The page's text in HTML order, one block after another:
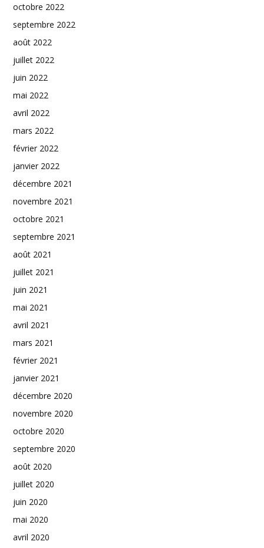
octobre 2022
septembre 2022
août 2022
juillet 2022
juin 2022
mai 2022
avril 2022
mars 2022
février 2022
janvier 2022
décembre 2021
novembre 2021
octobre 2021
septembre 2021
août 2021
juillet 2021
juin 2021
mai 2021
avril 2021
mars 2021
février 2021
janvier 2021
décembre 2020
novembre 2020
octobre 2020
septembre 2020
août 2020
juillet 2020
juin 2020
mai 2020
avril 2020